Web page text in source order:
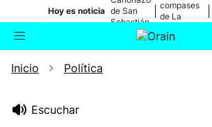
Hoy es noticia de San
Sebastián
compases
de La
Buscador
Inicio Política
Escuchar